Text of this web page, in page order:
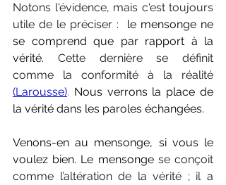
Notons l'évidence, mais c'est toujours
utile de le préciser : le mensonge ne
se comprend que par rapport à la
vérité. Cette dernière se définit
comme la conformité à la réalité
(Larousse). Nous verrons la place de
la vérité dans les paroles échangées.
Venons-en au mensonge, si vous le
voulez bien. Le mensonge se conçoit
comme l’altération de la vérité ; il a